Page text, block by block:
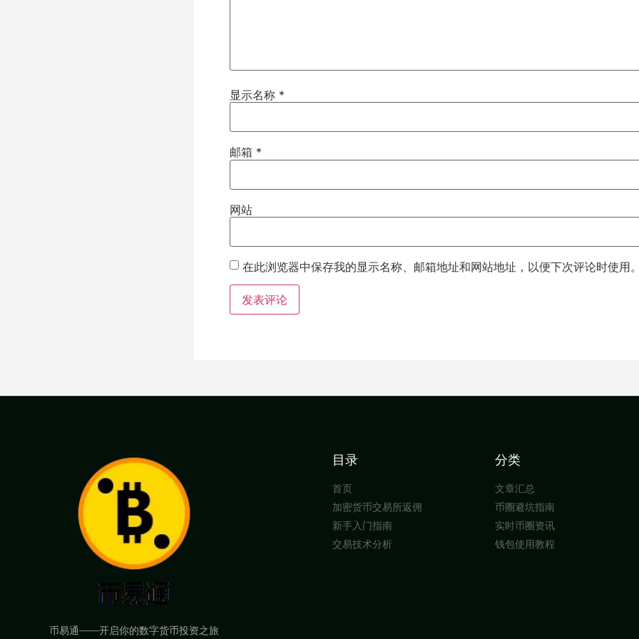
显示名称 *
邮箱 *
网站
在此浏览器中保存我的显示名称、邮箱地址和网站地址，以便下次评论时使用
币易通——开启你的数字货币投资之旅
目录
首页
加密货币交易所返佣
新手入门指南
交易技术分析
分类
文章汇总
币圈避坑指南
实时币圈资讯
钱包使用教程